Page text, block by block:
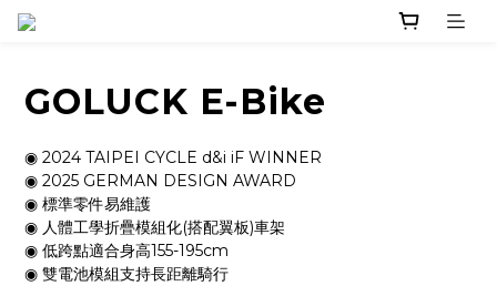
GOLUCK E-Bike
◉ 2024 TAIPEI CYCLE d&i iF WINNER
◉ 2025 GERMAN DESIGN AWARD
◉ 標準零件易維護
◉ 人體工學折疊模組化(搭配翼板)車架
◉ 低跨點適合身高155-195cm
◉ 雙電池模組支持長距離騎行